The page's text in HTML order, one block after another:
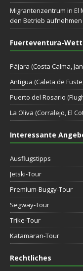
Migrantenzentrum in El
den Betrieb aufnehmen
Fuerteventura-
Pájara (Costa Calma,
Antigua (Caleta de
Puerto del Rosario
La Oliva (Corralejo, El
Interessante
Ausflugstipps
Jetski-Tour
Premium-Buggy-Tour
Segway-Tour
Trike-Tour
Katamaran-Tour
Rechtliches